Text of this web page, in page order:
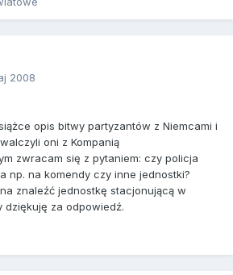
2008
opis bitwy partyzantów z Niemcami i
oni z Kompanią
zwracam się z pytaniem: czy policja
np. na komendy czy inne jednostki?
znaleźć jednostkę stacjonującą w
dziękuję za odpowiedź.